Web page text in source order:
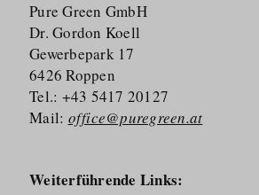
Pure Green GmbH
Dr. Gordon Koell
Gewerbepark 17
6426 Roppen
Tel.: +43 5417 20127
Mail: office@puregreen.at
Weiterführende Links: